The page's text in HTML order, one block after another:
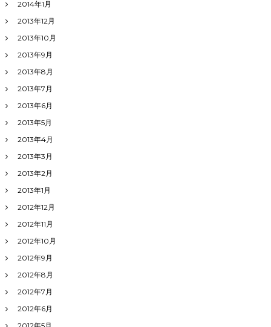
2014年1月
2013年12月
2013年10月
2013年9月
2013年8月
2013年7月
2013年6月
2013年5月
2013年4月
2013年3月
2013年2月
2013年1月
2012年12月
2012年11月
2012年10月
2012年9月
2012年8月
2012年7月
2012年6月